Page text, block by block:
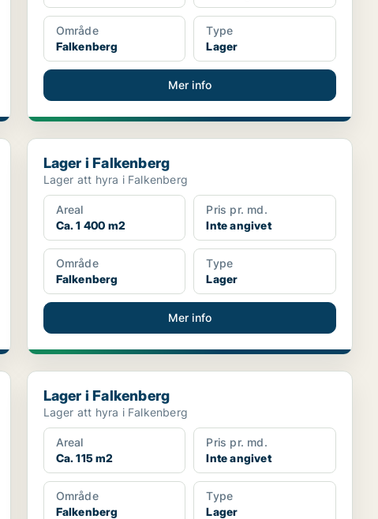
Område
Falkenberg
Type
Lager
Mer info
Lager i Falkenberg
Lager i Falkenberg
Lager att hyra i Falkenberg
Areal
Ca. 1 400 m2
Pris pr. md.
Inte angivet
Område
Falkenberg
Type
Lager
Mer info
Lager i Falkenberg
Lager i Falkenberg
Lager att hyra i Falkenberg
Areal
Ca. 115 m2
Pris pr. md.
Inte angivet
Område
Falkenberg
Type
Lager